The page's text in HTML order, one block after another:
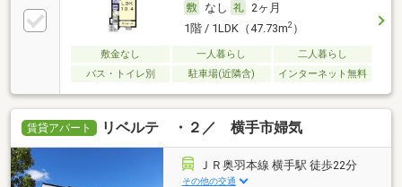
なし
2ヶ月
1階 / 1LDK（47.73m2）
敷金なし 一人暮らし
二人暮らし
バス・トイレ別
駐車場(近隣含) インターネット無料
賃貸アパート リベルテ ・２／ 横手市婦気
ＪＲ奥羽本線 横手駅 徒歩22分
その他の交通